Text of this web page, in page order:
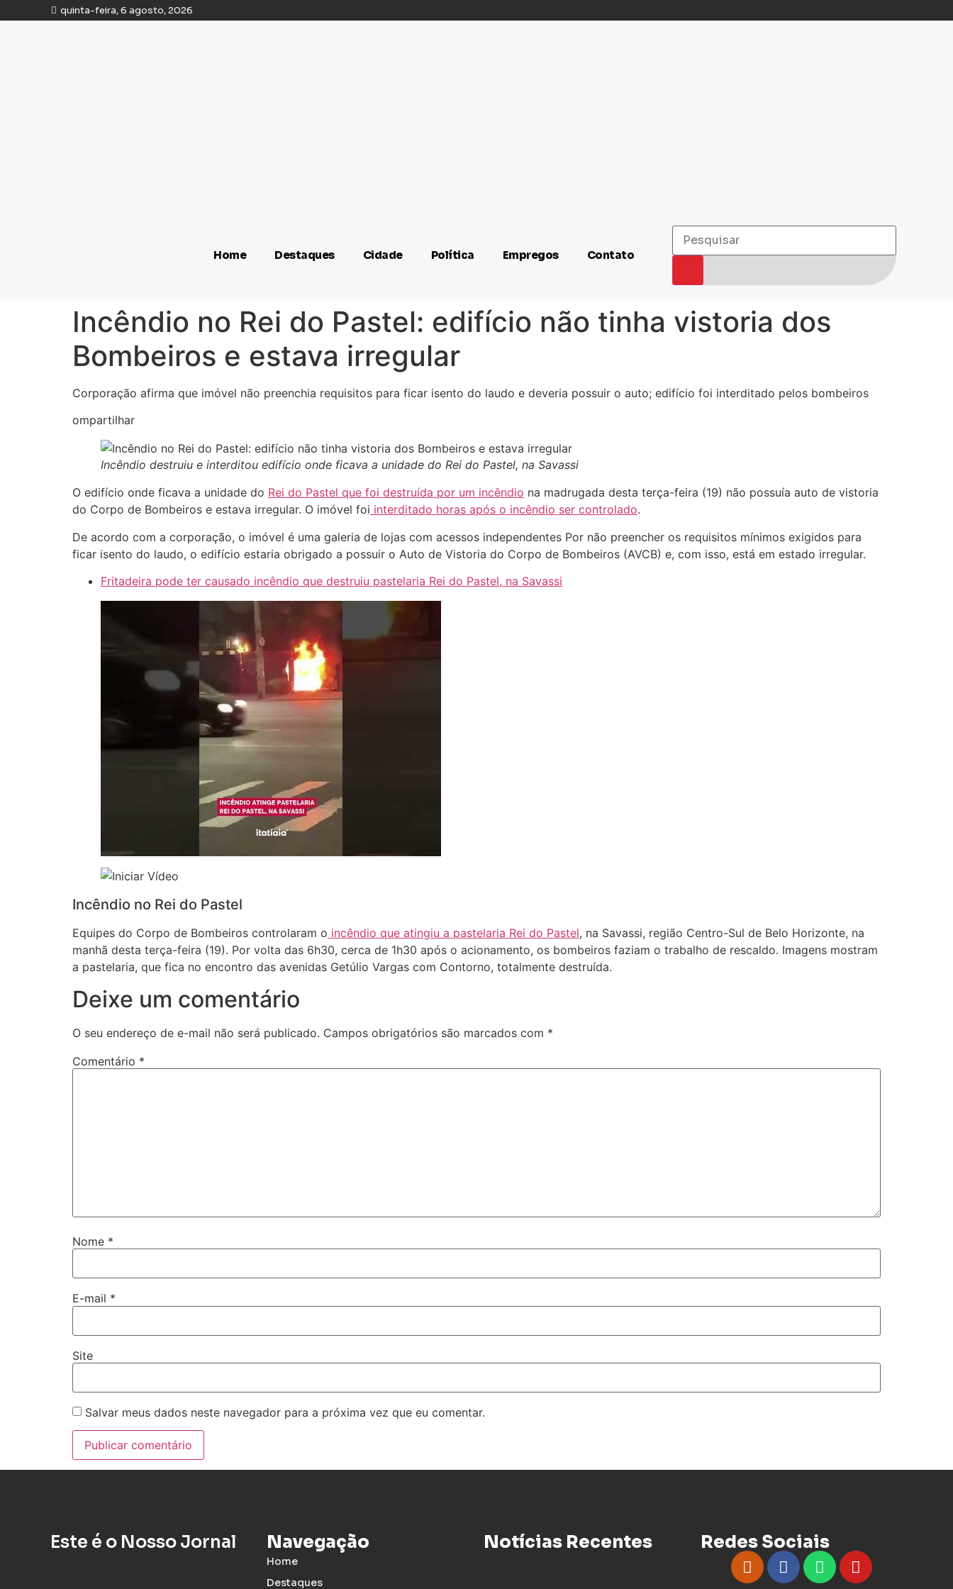
quinta-feira, 6 agosto, 2026
Home Destaques Cidade Política Empregos Contato
Incêndio no Rei do Pastel: edifício não tinha vistoria dos
Bombeiros e estava irregular
Corporação afirma que imóvel não preenchia requisitos para ficar isento do laudo e deveria possuir o auto; edifício foi interditado pelos bombeiros
ompartilhar
Incêndio destruiu e interditou edifício onde ficava a unidade do Rei do Pastel, na Savassi
O edifício onde ficava a unidade do Rei do Pastel que foi destruída por um incêndio na madrugada desta terça-feira (19) não possuía auto de vistoria
do Corpo de Bombeiros e estava irregular. O imóvel foi interditado horas após o incêndio ser controlado.
De acordo com a corporação, o imóvel é uma galeria de lojas com acessos independentes Por não preencher os requisitos mínimos exigidos para
ficar isento do laudo, o edifício estaria obrigado a possuir o Auto de Vistoria do Corpo de Bombeiros (AVCB) e, com isso, está em estado irregular.
Fritadeira pode ter causado incêndio que destruiu pastelaria Rei do Pastel, na Savassi
Incêndio no Rei do Pastel
Equipes do Corpo de Bombeiros controlaram o incêndio que atingiu a pastelaria Rei do Pastel, na Savassi, região Centro-Sul de Belo Horizonte, na
manhã desta terça-feira (19). Por volta das 6h30, cerca de 1h30 após o acionamento, os bombeiros faziam o trabalho de rescaldo. Imagens mostram
a pastelaria, que fica no encontro das avenidas Getúlio Vargas com Contorno, totalmente destruída.
Deixe um comentário
O seu endereço de e-mail não será publicado. Campos obrigatórios são marcados com *
Comentário *
Nome *
E-mail *
Site
Salvar meus dados neste navegador para a próxima vez que eu comentar.
Este é o Nosso Jornal Navegação
Home
Destaques
Notícias Recentes Redes Sociais